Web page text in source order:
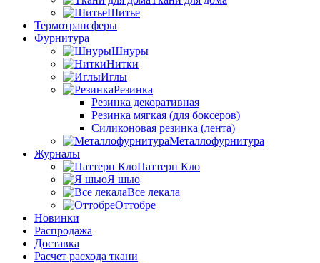
Шитье
Термотрансферы
Фурнитура
Шнуры
Нитки
Иглы
Резинка
Резинка декоративная
Резинка мягкая (для боксеров)
Силиконовая резинка (лента)
Металлофурнитура
Журналы
Паттерн Кло
Я шью
Все лекала
Оттобре
Новинки
Распродажа
Доставка
Расчет расхода ткани